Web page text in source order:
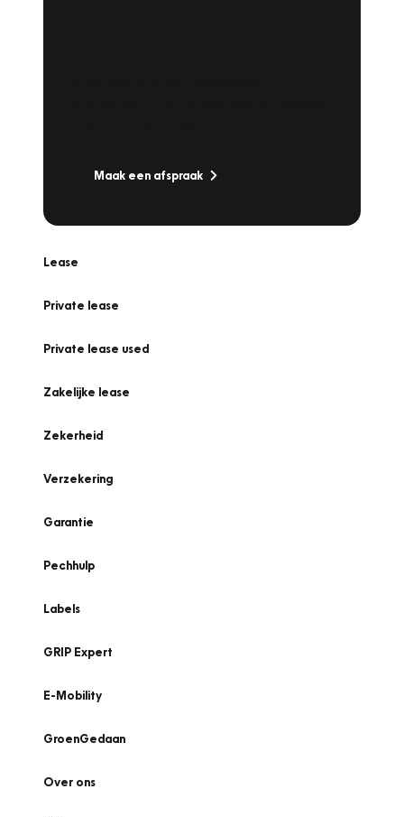
Maak een afspraak
Lease
Private lease
Private lease used
Zakelijke lease
Zekerheid
Verzekering
Garantie
Pechhulp
Labels
GRIP Expert
E-Mobility
GroenGedaan
Over ons